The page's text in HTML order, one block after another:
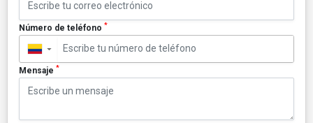
Número de teléfono *
▼
Mensaje *